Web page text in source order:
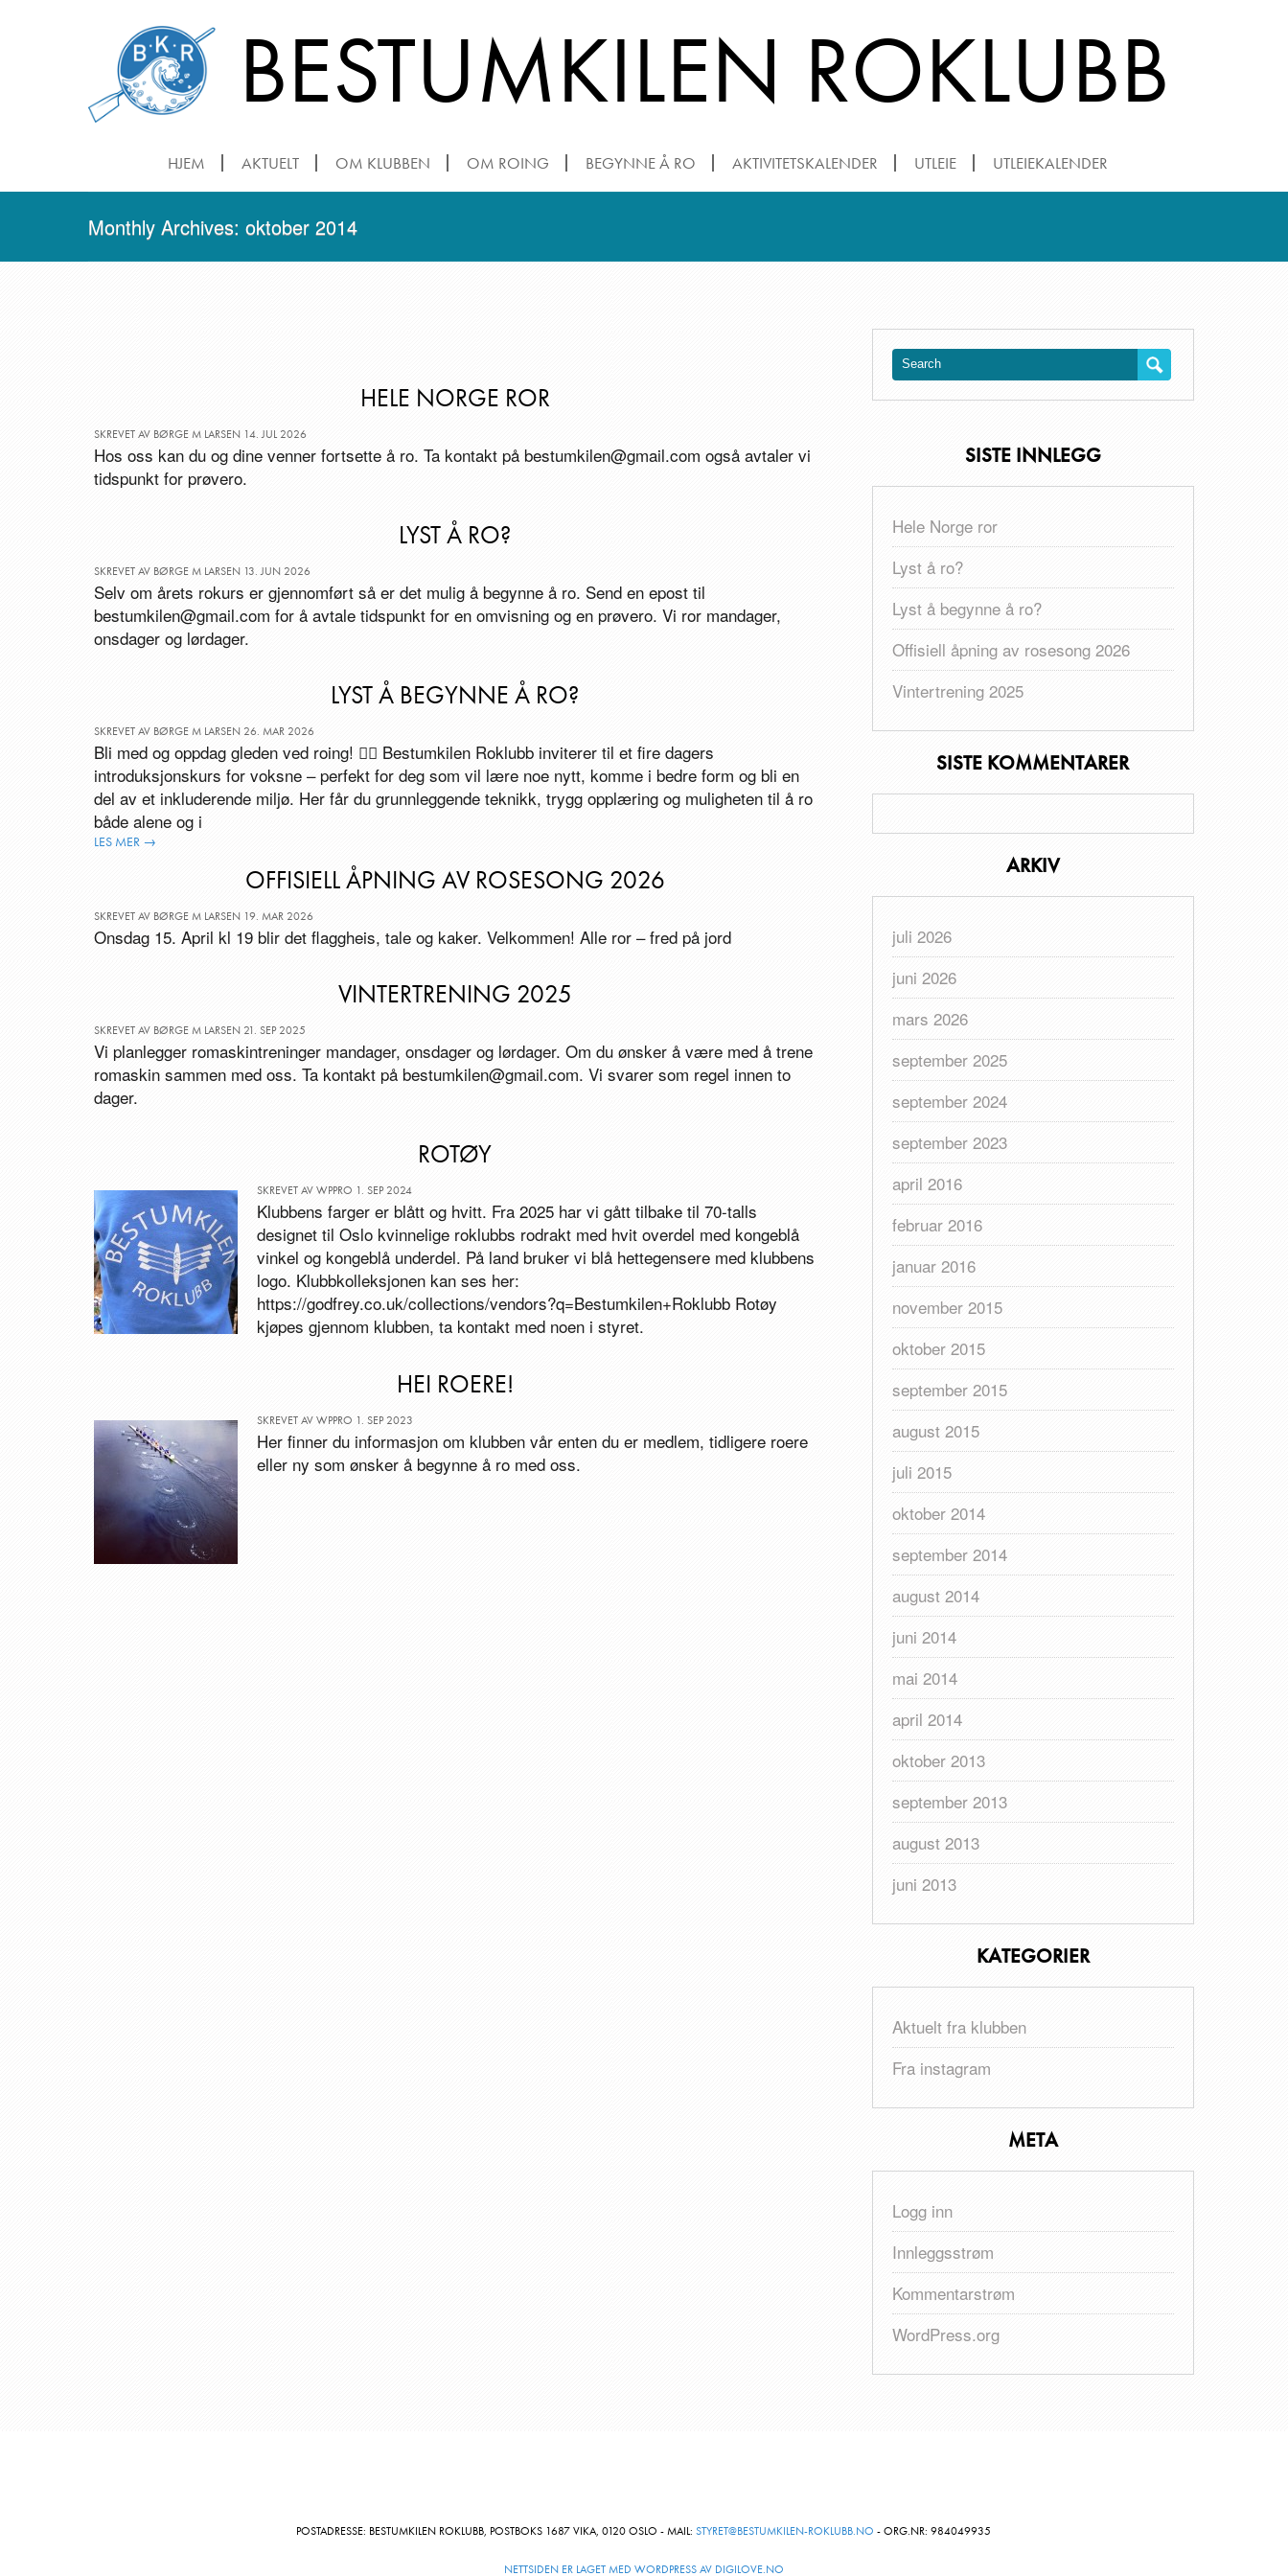
BESTUMKILEN ROKLUBB
HJEM AKTUELT OM KLUBBEN OM ROING BEGYNNE Å RO AKTIVITETSKALENDER UTLEIE UTLEIEKALENDER
Monthly Archives: oktober 2014
HELE NORGE ROR
SKREVET AV BØRGE M LARSEN 14. JUL 2026
Hos oss kan du og dine venner fortsette å ro. Ta kontakt på bestumkilen@gmail.com også avtaler vi
tidspunkt for prøvero.
LYST Å RO?
SKREVET AV BØRGE M LARSEN 13. JUN 2026
Selv om årets rokurs er gjennomført så er det mulig å begynne å ro. Send en epost til
bestumkilen@gmail.com for å avtale tidspunkt for en omvisning og en prøvero. Vi ror mandager,
onsdager og lørdager.
LYST Å BEGYNNE Å RO?
SKREVET AV BØRGE M LARSEN 26. MAR 2026
Bli med og oppdag gleden ved roing! 🚣‍♂️ Bestumkilen Roklubb inviterer til et fire dagers
introduksjonskurs for voksne – perfekt for deg som vil lære noe nytt, komme i bedre form og bli en
del av et inkluderende miljø. Her får du grunnleggende teknikk, trygg opplæring og muligheten til å ro
både alene og i
LES MER →
OFFISIELL ÅPNING AV ROSESONG 2026
SKREVET AV BØRGE M LARSEN 19. MAR 2026
Onsdag 15. April kl 19 blir det flaggheis, tale og kaker. Velkommen! Alle ror – fred på jord
VINTERTRENING 2025
SKREVET AV BØRGE M LARSEN 21. SEP 2025
Vi planlegger romaskintreninger mandager, onsdager og lørdager. Om du ønsker å være med å trene
romaskin sammen med oss. Ta kontakt på bestumkilen@gmail.com. Vi svarer som regel innen to
dager.
ROTØY
SKREVET AV WPPRO 1. SEP 2024
Klubbens farger er blått og hvitt. Fra 2025 har vi gått tilbake til 70-talls
designet til Oslo kvinnelige roklubbs rodrakt med hvit overdel med kongeblå
vinkel og kongeblå underdel. På land bruker vi blå hettegensere med klubbens
logo. Klubbkolleksjonen kan ses her:
https://godfrey.co.uk/collections/vendors?q=Bestumkilen+Roklubb Rotøy
kjøpes gjennom klubben, ta kontakt med noen i styret.
HEI ROERE!
SKREVET AV WPPRO 1. SEP 2023
Her finner du informasjon om klubben vår enten du er medlem, tidligere roere
eller ny som ønsker å begynne å ro med oss.
SISTE INNLEGG
Hele Norge ror
Lyst å ro?
Lyst å begynne å ro?
Offisiell åpning av rosesong 2026
Vintertrening 2025
SISTE KOMMENTARER
ARKIV
juli 2026
juni 2026
mars 2026
september 2025
september 2024
september 2023
april 2016
februar 2016
januar 2016
november 2015
oktober 2015
september 2015
august 2015
juli 2015
oktober 2014
september 2014
august 2014
juni 2014
mai 2014
april 2014
oktober 2013
september 2013
august 2013
juni 2013
KATEGORIER
Aktuelt fra klubben
Fra instagram
META
Logg inn
Innleggsstrøm
Kommentarstrøm
WordPress.org
POSTADRESSE: BESTUMKILEN ROKLUBB, POSTBOKS 1687 VIKA, 0120 OSLO - MAIL:STYRET@BESTUMKILEN-ROKLUBB.NO - ORG.NR: 984049935
NETTSIDEN ER LAGET MED WORDPRESS AV DIGILOVE.NO